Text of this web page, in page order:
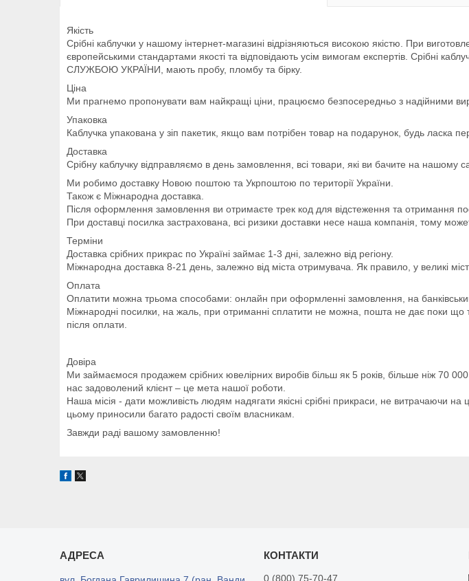
Якість
Срібні каблучки у нашому інтернет-магазині відрізняються високою якістю. При
європейськими стандартами якості та відповідають усім вимогам експертів.
СЛУЖБОЮ УКРАЇНИ, мають пробу, пломбу та бірку.
Ціна
Ми прагнемо пропонувати вам найкращі ціни, працюємо безпосередньо з надійними
Упаковка
Каблучка упакована у зіп пакетик, якщо вам потрібен товар на подарунок, будь ласка
Доставка
Срібну каблучку відправляємо в день замовлення, всі товари, які ви бачите на
Ми робимо доставку Новою поштою та Укрпоштою по території України.
Також є Міжнародна доставка.
Після оформлення замовлення ви отримаєте трек код для відстеження та отримання
При доставці посилка застрахована, всі ризики доставки несе наша компанія, тому
Терміни
Доставка срібних прикрас по Україні займає 1-3 дні, залежно від регіону.
Міжнародна доставка 8-21 день, залежно від міста отримувача. Як правило, у великі
Оплата
Оплатити можна трьома способами: онлайн при оформленні замовлення, на
Міжнародні посилки, на жаль, при отриманні сплатити не можна, пошта не дає поки що
після оплати.
Довіра
Ми займаємося продажем срібних ювелірних виробів більш як 5 років, більше ніж 70
нас задоволений клієнт – це мета нашої роботи.
Наша місія - дати можливість людям надягати якісні срібні прикраси, не витрачаючи
цьому приносили багато радості своїм власникам.
Завжди раді вашому замовленню!
0 (800) 75-70-47